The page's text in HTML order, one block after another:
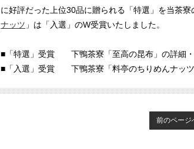
に好評だった上位30品に贈られる「特選」を当茶寮
ナッツ 」は「入選」のW受賞いたしました。
■「特選」受賞 下鴨茶寮「至高の昆布」の詳細
■「入選」受賞 下鴨茶寮「料亭のちりめんナッツ
前のページ